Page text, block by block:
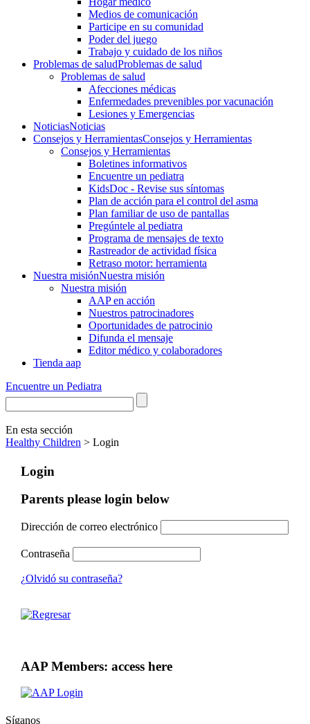
Medios de comunicación
Participe en su comunidad
Poder del juego
Trabajo y cuidado de los niños
Problemas de saludProblemas de salud
Problemas de salud
Afecciones médicas
Enfermedades prevenibles por vacunación
Lesiones y Emergencias
NoticiasNoticias
Consejos y HerramientasConsejos y Herramientas
Consejos y Herramientas
Boletines informativos
Encuentre un pediatra
KidsDoc - Revise sus síntomas
Plan de acción para el control del asma
Plan familiar de uso de pantallas
Pregúntele al pediatra
Programa de mensajes de texto
Rastre​​ador de activida​d física
Retraso motor: herramienta
Nuestra misiónNuestra misión
Nuestra misión
AAP en acción
Nuestros patrocinadores
Oportunidades de patrocinio
Difunda el mensaje
Editor médico y colaboradores
Tienda aap
Encuentre un Pediatra
En esta sección
Healthy Children > Login
Login
Parents please login below
Dirección de correo electrónico
Contraseña
¿Olvidó su contraseña?
AAP Members: access here
Síganos